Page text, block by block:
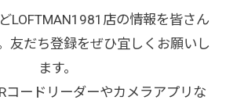
LOFTMAN1981店の情報を皆さん
友だち登録をぜひ宜しくお願いし
ます。
コードリーダーやカメラアプリな